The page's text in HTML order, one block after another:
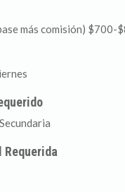
más comisión) $700-
Requerida